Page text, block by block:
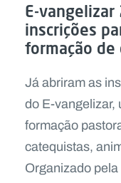
E-
inscrições
formação
Já abriram as
do E-vangelizar,
formação
catequistas,
Organizado